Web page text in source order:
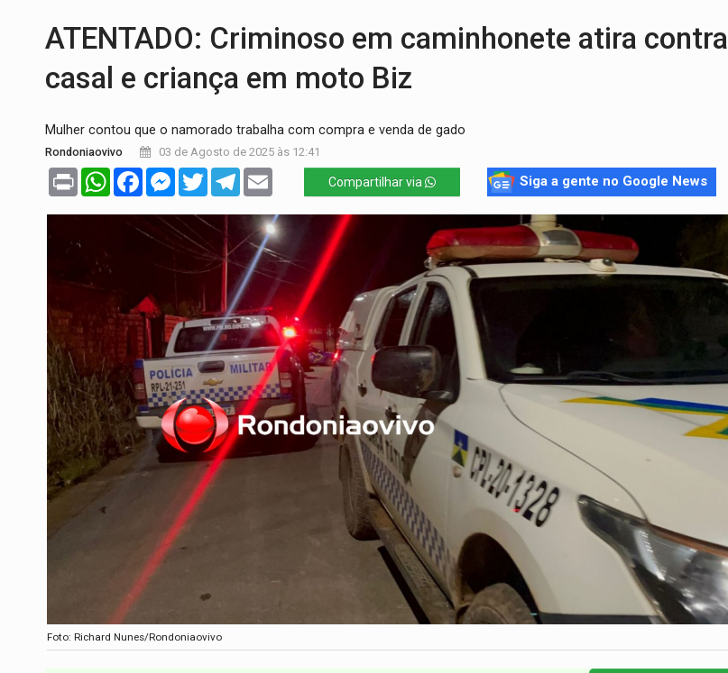
ATENTADO: Criminoso em caminhonete atira contra
casal e criança em moto Biz
Mulher contou que o namorado trabalha com compra e venda de gado
Rondoniaovivo 03 de Agosto de 2025 às 12:41
Print WhatsAppFacebookMessenger
TwitterTelegram Compartilhar via Siga a gente no Google News
Foto: Richard Nunes/Rondoniaovivo